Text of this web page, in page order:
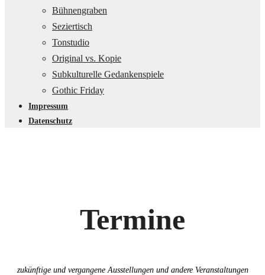
Bühnengraben
Seziertisch
Tonstudio
Original vs. Kopie
Subkulturelle Gedankenspiele
Gothic Friday
Impressum
Datenschutz
Termine
zukünftige und vergangene Ausstellungen und andere Veranstaltungen